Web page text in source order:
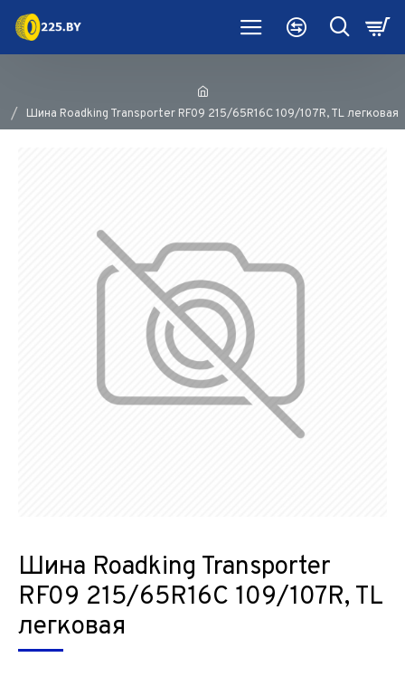
Шина Roadking Transporter RF09 215/65R16C 109/107R, TL легковая
Шина Roadking Transporter
RF09 215/65R16C 109/107R, TL
легковая